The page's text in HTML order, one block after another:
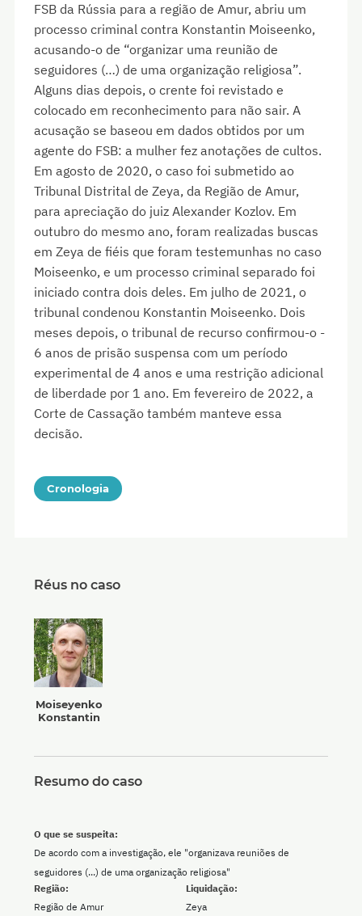
FSB da Rússia para a região de Amur, abriu um
processo criminal contra Konstantin Moiseenko,
acusando-o de “organizar uma reunião de
seguidores (…) de uma organização religiosa”.
Alguns dias depois, o crente foi revistado e
colocado em reconhecimento para não sair. A
acusação se baseou em dados obtidos por um
agente do FSB: a mulher fez anotações de cultos.
Em agosto de 2020, o caso foi submetido ao
Tribunal Distrital de Zeya, da Região de Amur,
para apreciação do juiz Alexander Kozlov. Em
outubro do mesmo ano, foram realizadas buscas
em Zeya de fiéis que foram testemunhas no caso
Moiseenko, e um processo criminal separado foi
iniciado contra dois deles. Em julho de 2021, o
tribunal condenou Konstantin Moiseenko. Dois
meses depois, o tribunal de recurso confirmou-o -
6 anos de prisão suspensa com um período
experimental de 4 anos e uma restrição adicional
de liberdade por 1 ano. Em fevereiro de 2022, a
Corte de Cassação também manteve essa
decisão.
Cronologia
Réus no caso
Moiseyenko
Konstantin
Resumo do caso
Região:
Região de Amur
Liquidação:
Zeya
O que se suspeita:
De acordo com a investigação, ele "organizava reuniões de
seguidores (...) de uma organização religiosa"